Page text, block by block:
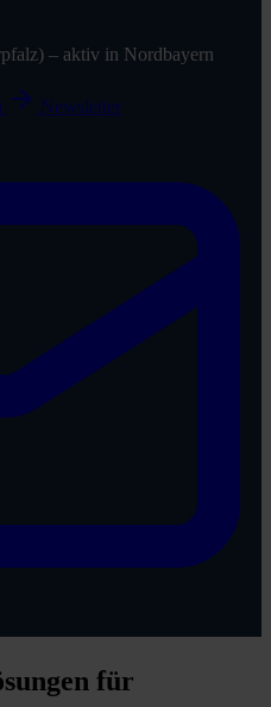
– aktiv in Nordbayern
Newsletter
für